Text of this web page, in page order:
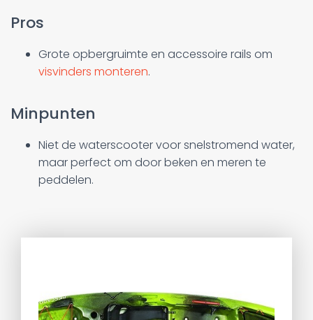
Pros
Grote opbergruimte en accessoire rails om
visvinders monteren.
Minpunten
Niet de waterscooter voor snelstromend water,
maar perfect om door beken en meren te
peddelen.